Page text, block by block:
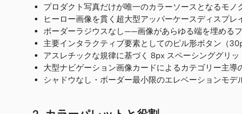
プロダクト写真だけが唯一のカラーソースとなるモノ
ヒーロー画像を貫く超大型アッパーケースディスプ
ボーダーラジウスなし——画像があらゆる端を埋める
主要インタラクティブ要素としてのピル形ボタン（
アスレチックな規律に基づく 8px スペーシンググリ
大型ナビゲーション画像カードによるカテゴリー主導
シャドウなし・ボーダー最小限のエレベーションモ